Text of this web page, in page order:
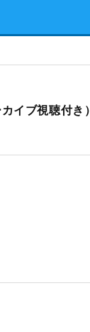
イブ視聴付き）